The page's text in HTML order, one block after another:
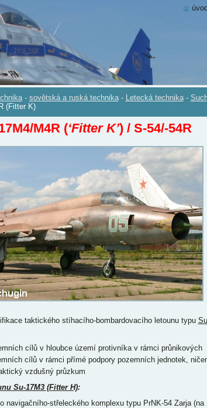
- sovětská a ruská technika - Letecká technika -
(Fitter K)
M4R (‘Fitter K’) / S-54/-54R
taktického stíhacího-bombardovacího letounu typu
cílů v hloubce území protivníka v rámci průnikových
cílů v rámci přímé podpory pozemních jednotek,
vzdušný průzkum
Su-17M3 (Fitter H):
navigačního-střeleckého komplexu typu PrNK-54 Zarja (na